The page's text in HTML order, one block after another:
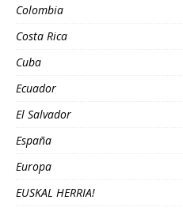
Colombia
Costa Rica
Cuba
Ecuador
El Salvador
España
Europa
EUSKAL HERRIA!